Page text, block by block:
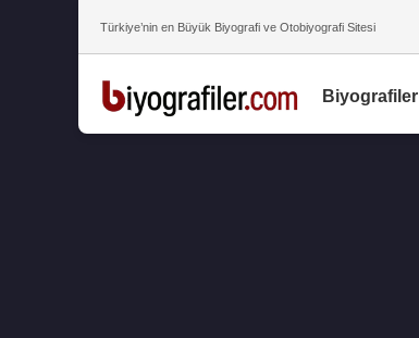
Türkiye’nin en Büyük Biyografi ve Otobiyografi Sitesi
Biyografiler